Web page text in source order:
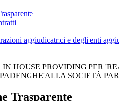
aggiudicatrici e degli enti
HOUSE PROVIDING PER
SOCIETÀ
Trasparente